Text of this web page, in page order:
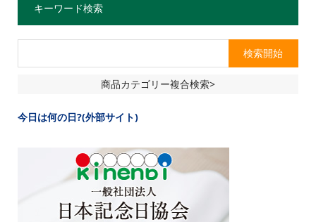
キーワード検索
商品カテゴリー複合検索>
今日は何の日?(外部サイト)